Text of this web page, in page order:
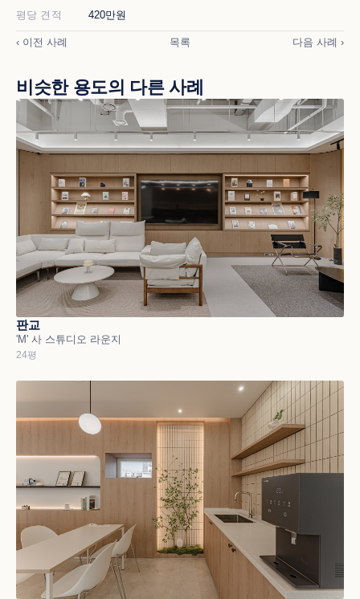
평당 견적 420만원
‹ 이전 사례 목록 다음 사례 ›
비슷한 용도의 다른 사례
판교
'M' 사 스튜디오 라운지
24평